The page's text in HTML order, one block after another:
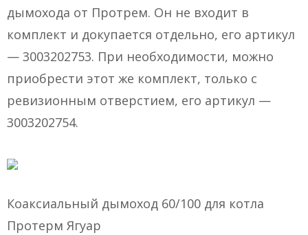
дымохода от Протрем. Он не входит в
комплект и докупается отдельно, его артикул
— 3003202753. При необходимости, можно
приобрести этот же комплект, только с
ревизионным отверстием, его артикул —
3003202754.
Коаксиальный дымоход 60/100 для котла
Протерм Ягуар